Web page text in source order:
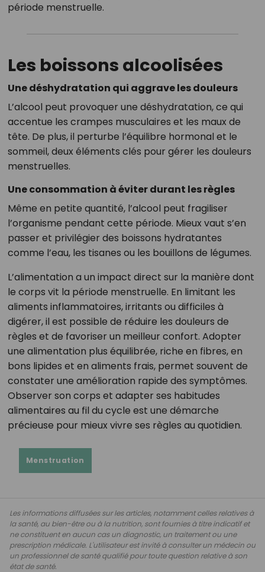
période menstruelle.
Les boissons alcoolisées
Une déshydratation qui aggrave les douleurs
L’alcool peut provoquer une déshydratation, ce qui
accentue les crampes musculaires et les maux de
tête. De plus, il perturbe l’équilibre hormonal et le
sommeil, deux éléments clés pour gérer les douleurs
menstruelles.
Une consommation à éviter durant les règles
Même en petite quantité, l’alcool peut fragiliser
l’organisme pendant cette période. Mieux vaut s’en
passer et privilégier des boissons hydratantes
comme l’eau, les tisanes ou les bouillons de légumes.
L’alimentation a un impact direct sur la manière dont
le corps vit la période menstruelle. En limitant les
aliments inflammatoires, irritants ou difficiles à
digérer, il est possible de réduire les douleurs de
règles et de favoriser un meilleur confort. Adopter
une alimentation plus équilibrée, riche en fibres, en
bons lipides et en aliments frais, permet souvent de
constater une amélioration rapide des symptômes.
Observer son corps et adapter ses habitudes
alimentaires au fil du cycle est une démarche
précieuse pour mieux vivre ses règles au quotidien.
Menstruation
Les informations diffusées sur les articles, notamment celles relatives à
la santé, au bien-être ou à la nutrition, sont fournies à titre indicatif et
ne constituent en aucun cas un diagnostic, un traitement ou une
prescription médicale. L'utilisateur est invité à consulter un médecin ou
un professionnel de santé qualifié pour toute question relative à son
état de santé.